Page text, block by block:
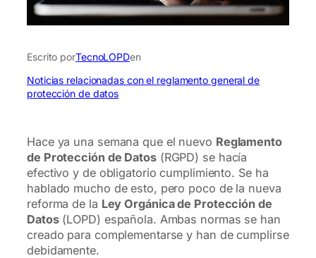
Escrito porTecnoLOPDen
Noticias relacionadas con el reglamento general de
protección de datos
Hace ya una semana que el nuevo Reglamento
de Protección de Datos(RGPD) se hacía
efectivo y de obligatorio cumplimiento. Se ha
hablado mucho de esto, pero poco de la nueva
reforma de la Ley Orgánica de Protección de
Datos(LOPD) española. Ambas normas se han
creado para complementarse y han de cumplirse
debidamente.